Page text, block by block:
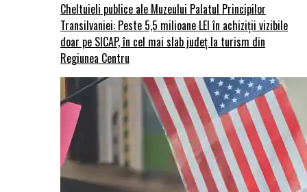
Cheltuieli publice ale Muzeului Palatul Principilor
Transilvaniei: Peste 5,5 milioane LEI în achiziții vizibile
doar pe SICAP, în cel mai slab județ la turism din
Regiunea Centru